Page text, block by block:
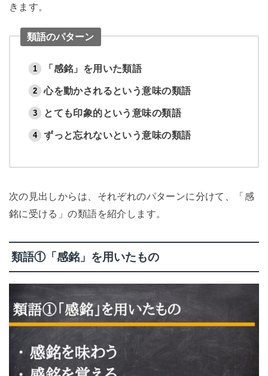
きます。
類語のパターン
「感銘」を用いた類語
心を動かされるという意味の類語
とても印象的という意味の類語
ずっと忘れないという意味の類語
次の見出しからは、それぞれのパターンに分けて、「感
銘に受ける」の類語を紹介します。
類語①「感銘」を用いたもの